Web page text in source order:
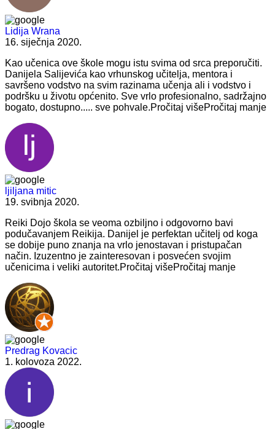
Lidija Wrana
16. siječnja 2020.
Kao učenica ove škole mogu istu svima od srca preporučiti.
Danijela Salijevića kao vrhunskog učitelja, mentora i
savršeno vodstvo na svim razinama učenja ali i vodstvo i
podršku u životu općenito. Sve vrlo profesionalno, sadržajno
bogato, dostupno..... sve pohvale.Pročitaj višePročitaj manje
ljiljana mitic
19. svibnja 2020.
Reiki Dojo škola se veoma ozbiljno i odgovorno bavi
podučavanjem Reikija. Danijel je perfektan učitelj od koga
se dobije puno znanja na vrlo jenostavan i pristupačan
način. Izuzentno je zainteresovan i posvećen svojim
učenicima i veliki autoritet.Pročitaj višePročitaj manje
Predrag Kovacic
1. kolovoza 2022.